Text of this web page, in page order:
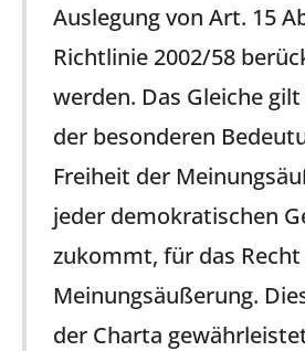
Auslegung von Art. 15
Richtlinie 2002/58
werden. Das Gleiche
der besonderen
Freiheit der
jeder demokratischen
zukommt, für das
Meinungsäußerung.
der Charta